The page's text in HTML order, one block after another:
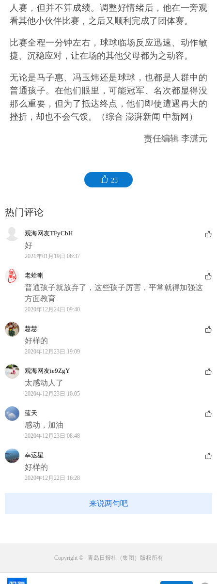
人赛，但并不算成绩。调整好情绪后，他在一旁观
看其他小伙伴比赛，之后又顺利完成了团体赛。
比赛全程一分钟左右，球球临场反应迅速、动作敏
捷、沉稳应对，让在场的其他父母都为之动容。
无论是马子惠、冯玉炜还是球球，也都是人群中的
普通孩子。在他们眼里，可能冠军、名次都显得没
那么重要，但为了抵达终点，他们即使遭遇再大的
挫折，却也不会气馁。（综合 澎湃新闻 中新网）
责任编辑 李潇元
25
热门评论
观海网友TFyCbH
好
2021年01月19日 06:37
老蛤喇
普通孩子就放弃了，这些孩子厉害，平常就得加强这
方面教育
2020年12月24日 09:40
慧慧
好样的
2020年12月23日 19:09
观海网友ie9ZgY
太感动人了
2020年12月23日 10:05
蓝天
感动，加油
2020年12月23日 08:48
幸运星
好样的
2020年12月22日 16:28
来说两句吧
Copyright © 青岛日报社（集团）版权所有